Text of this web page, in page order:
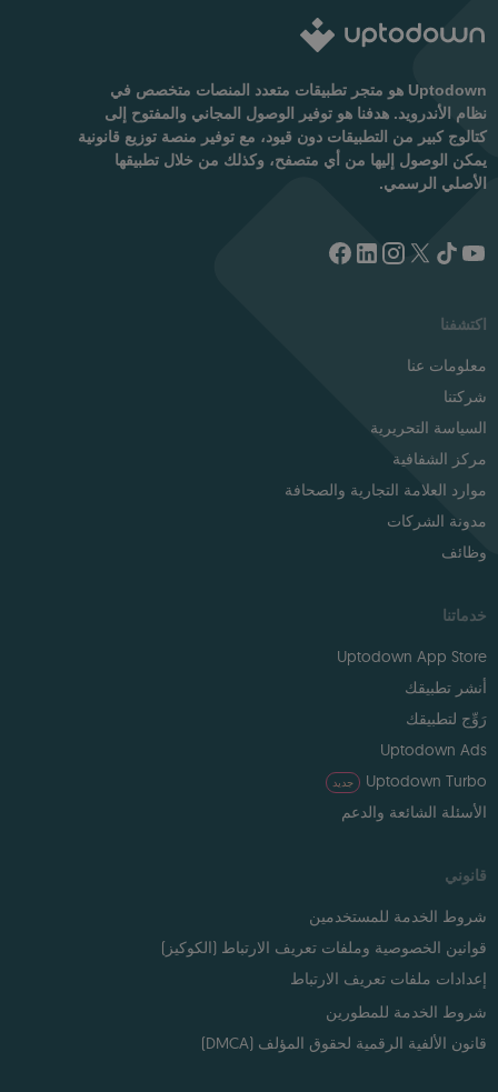
Uptodown هو متجر تطبيقات متعدد المنصات متخصص في
نظام الأندرويد. هدفنا هو توفير الوصول المجاني والمفتوح إلى
كتالوج كبير من التطبيقات دون قيود، مع توفير منصة توزيع قانونية
يمكن الوصول إليها من أي متصفح، وكذلك من خلال تطبيقها
الأصلي الرسمي.
اكتشفنا
معلومات عنا
شركتنا
السياسة التحريرية
مركز الشفافية
موارد العلامة التجارية والصحافة
مدونة الشركات
وظائف
خدماتنا
Uptodown App Store
أنشر تطبيقك
رَوِّج لتطبيقك
Uptodown Ads
Uptodown Turbo
جديد
الأسئلة الشائعة والدعم
قانوني
شروط الخدمة للمستخدمين
قوانين الخصوصية وملفات تعريف الارتباط (الكوكيز)
إعدادات ملفات تعريف الارتباط
شروط الخدمة للمطورين
قانون الألفية الرقمية لحقوق المؤلف (DMCA)